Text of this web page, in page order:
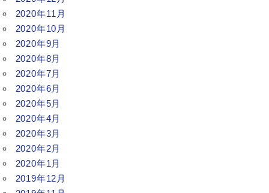
2020年11月
2020年10月
2020年9月
2020年8月
2020年7月
2020年6月
2020年5月
2020年4月
2020年3月
2020年2月
2020年1月
2019年12月